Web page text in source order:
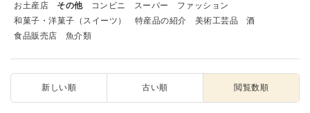
お土産店 その他 コンビニ スーパー
ファッション
和菓子・洋菓子（スイーツ）
特産品の紹介 美術工芸品
酒
食品販売店
魚介類
新しい順 古い順 閲覧数順